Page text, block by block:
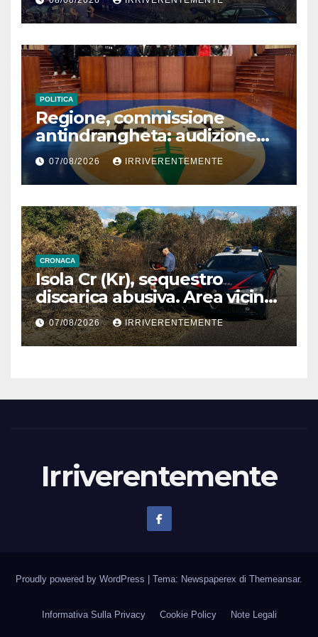
Morte sulla Ss106
POLITICA
Regione, commissione
antindrangheta: audizione
Rodi Morabito. Coraggio
denuncia e vicinanza
istituzioni
07/08/2026 IRRIVERENTEMENTE
CRONACA
Isola Cr (Kr), sequestro
discarica abusiva. Area vicina
a centro abitato
07/08/2026 IRRIVERENTEMENTE
Irriverentemente
Proudly powered by WordPress Tema: Newspaperex di Themeansar.
Informativa Sulla Privacy Cookie Policy Note Legali